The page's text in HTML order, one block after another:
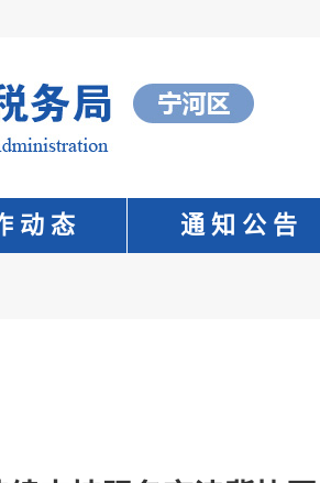
动 态 通 知 公 告